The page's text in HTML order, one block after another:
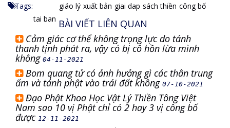
Tags: giáo lý xuất bản giai dap sách thiền công bố
tai ban BÀI VIẾT LIÊN QUAN
Cảm giác cơ thể không trọng lực do tánh
thanh tịnh phát ra, vậy có bị cô hồn lừa mình
không 04-11-2021
Bom quang tử có ảnh hưởng gì các thân trung
ấm và tánh phật vào trái đất không 07-10-2021
Đạo Phật Khoa Học Vật Lý Thiền Tông Việt
Nam sao 10 vị Phật chỉ có 2 hay 3 vị công bố
được 12-11-2021